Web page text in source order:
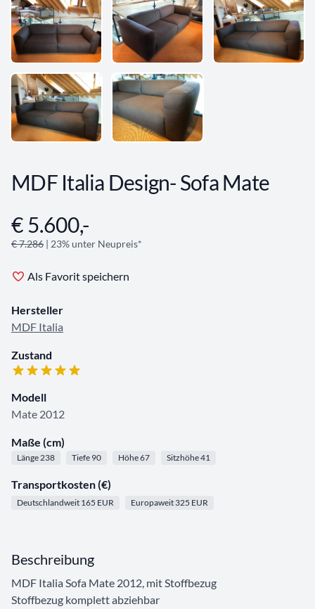
MDF Italia Design- Sofa Mate
Angebotsinformationen
€ 5.600,-
€ 7.286 | 23% unter Neupreis*
Als Favorit speichern
Hersteller
MDF Italia
Zustand
Modell
Mate 2012
Maße (cm)
Länge 238 Tiefe 90 Höhe 67 Sitzhöhe 41
Transportkosten (€)
Deutschlandweit 165 EUR Europaweit 325 EUR
Beschreibung
MDF Italia Sofa Mate 2012, mit Stoffbezug
Stoffbezug komplett abziehbar